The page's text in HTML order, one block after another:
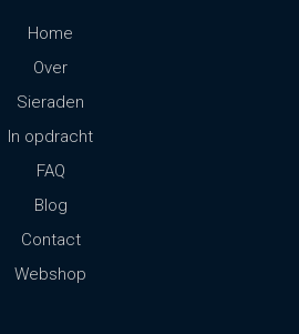
Home
Over
Sieraden
In opdracht
FAQ
Blog
Contact
Webshop